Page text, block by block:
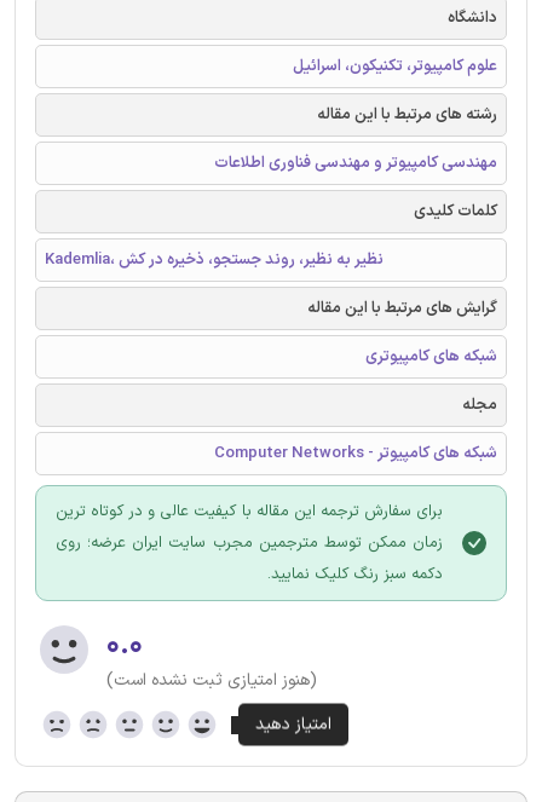
دانشگاه
علوم کامپیوتر، تکنیکون، اسرائیل
رشته های مرتبط با این مقاله
مهندسی کامپیوتر و مهندسی فناوری اطلاعات
کلمات کلیدی
Kademlia، نظیر به نظیر، روند جستجو، ذخیره در کش
گرایش های مرتبط با این مقاله
شبکه های کامپیوتری
مجله
شبکه های کامپیوتر - Computer Networks
برای سفارش ترجمه این مقاله با کیفیت عالی و در کوتاه ترین
زمان ممکن توسط مترجمین مجرب سایت ایران عرضه؛ روی
دکمه سبز رنگ کلیک نمایید.
۰.۰
(هنوز امتیازی ثبت نشده است)